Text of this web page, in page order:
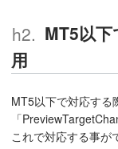
MT5以
用
MT5以下で対応する
「
これで対応する事が